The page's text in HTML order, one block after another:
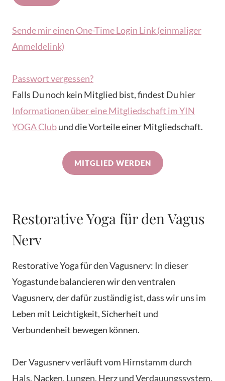
Sende mir einen One-Time Login Link (einmaliger
Anmeldelink)
Passwort vergessen?
Falls Du noch kein Mitglied bist, findest Du hier
Informationen über eine Mitgliedschaft im YIN
YOGA Clubund die Vorteile einer Mitgliedschaft.
MITGLIED WERDEN
Restorative Yoga für den Vagus
Nerv
Restorative Yoga für den Vagusnerv: In dieser
Yogastunde balancieren wir den ventralen
Vagusnerv, der dafür zuständig ist, dass wir uns im
Leben mit Leichtigkeit, Sicherheit und
Verbundenheit bewegen können.
Der Vagusnerv verläuft vom Hirnstamm durch
Hals, Nacken, Lungen, Herz und Verdauungssystem.